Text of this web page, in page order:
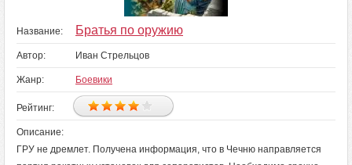
Название: Братья по оружию
Автор: Иван Стрельцов
Жанр: Боевики
Рейтинг:
Описание:
ГРУ не дремлет. Получена информация, что в Чечню направляется